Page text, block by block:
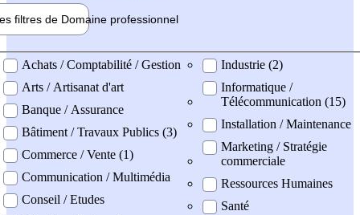
filtres de Domaine professionnel
professionel
Achats / Comptabilité / Gestion
Arts / Artisanat d'art
Banque / Assurance
Bâtiment / Travaux Publics (3)
Commerce / Vente (1)
Communication / Multimédia
Conseil / Etudes
Industrie (2)
Informatique /
Télécommunication (15)
Installation / Maintenance
Marketing / Stratégie
commerciale
Ressources Humaines
Santé